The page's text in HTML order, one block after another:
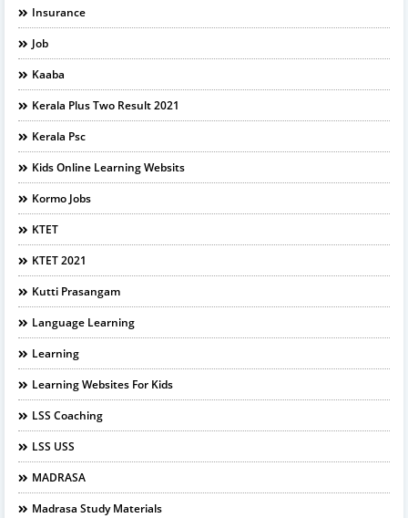
Insurance
Job
Kaaba
Kerala Plus Two Result 2021
Kerala Psc
Kids Online Learning Websits
Kormo Jobs
KTET
KTET 2021
Kutti Prasangam
Language Learning
Learning
Learning Websites For Kids
LSS Coaching
LSS USS
MADRASA
Madrasa Study Materials